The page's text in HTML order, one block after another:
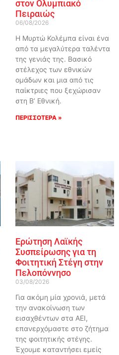
στον Ολυμπιακό
Πειραιώς
06/08/2026
Η Μυρτώ Κολέμπα είναι ένα
από τα μεγαλύτερα ταλέντα
της γενιάς της. Βασικό
στέλεχος των εθνικών
ομάδων και μια από τις
παίκτριες που ξεχώρισαν
στη Β’ Εθνική.
ΠΕΡΙΣΣΟΤΕΡΑ »
Ερώτηση Λαϊκής
Συσπείρωσης για τη
Φοιτητική Στέγη στην
Πελοπόννησο
03/08/2026
Για ακόμη μία χρονιά, μετά
την ανακοίνωση των
εισαχθέντων στα ΑΕΙ,
επανερχόμαστε στο ζήτημα
της φοιτητικής στέγης.
Έχουμε καταντήσει εμείς